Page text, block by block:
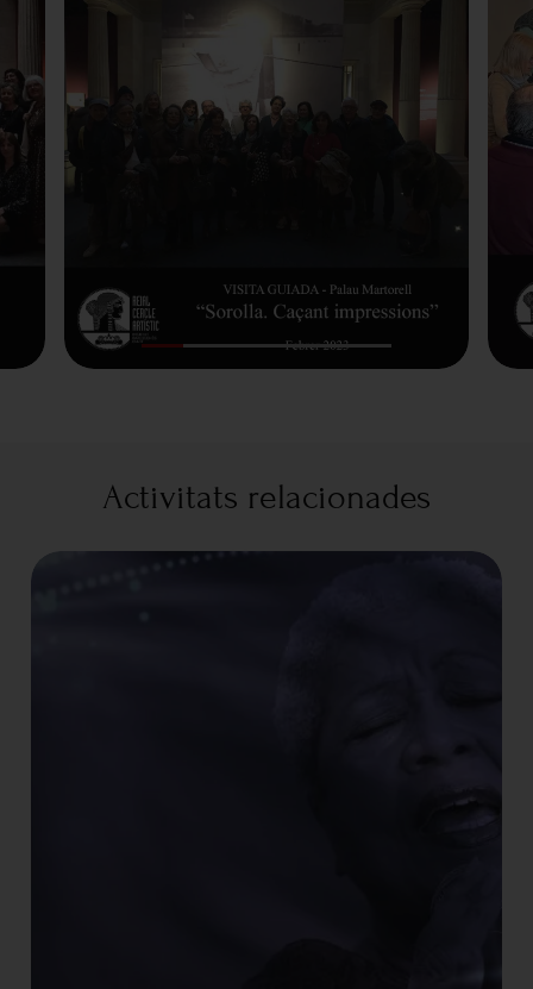
Activitats relacionades